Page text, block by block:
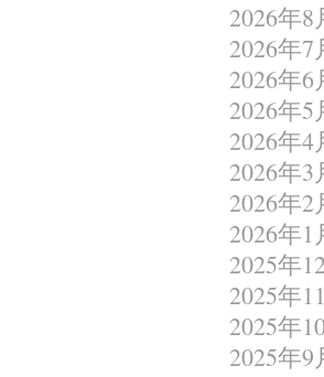
2026年8
2026年7
2026年6
2026年5
2026年4
2026年3
2026年2
2026年1
2025年
2025年
2025年
2025年9